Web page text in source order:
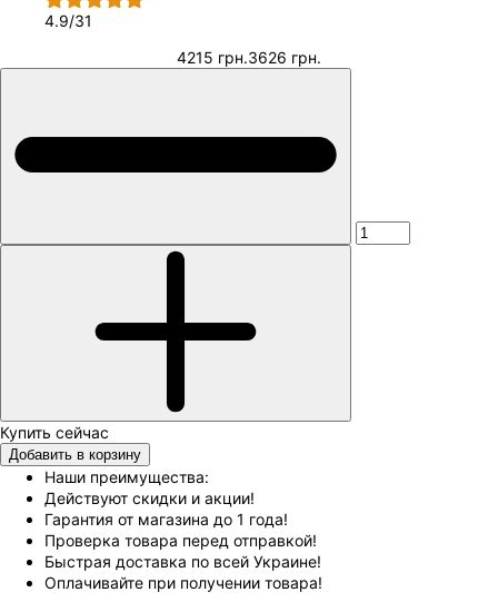
4.9/31
4215 грн.3626 грн.
Добавить в корзину
Наши преимущества:
Действуют скидки и акции!
Гарантия от магазина до 1 года!
Проверка товара перед отправкой!
Быстрая доставка по всей Украине!
Оплачивайте при получении товара!